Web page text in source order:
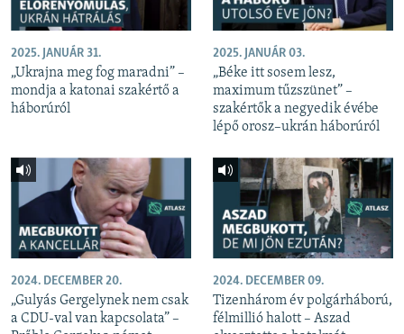
2025. JANUÁR 31.
„Ukrajna meg fog maradni” –
mondja a katonai szakértő a
háborúról
2025. JANUÁR 03.
„Béke itt sosem lesz,
maximum tűzszünet” –
szakértők a negyedik évébe
lépő orosz–ukrán háborúról
2024. DECEMBER 20.
„Gulyás Gergelynek nem csak
a CDU-val van kapcsolata” –
2024. DECEMBER 09.
Tizenhárom év polgárháború,
félmillió halott – Aszad